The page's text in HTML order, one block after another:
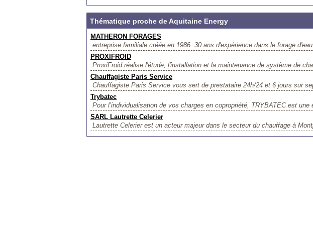
Thématique proche de Aquitaine Energy
MATHERON FORAGES
entreprise familiale créée en 1986. 30 ans d'expérience dans le forage
PROXIFROID
ProxiFroid réalise l'étude, l'installation et la maintenance de système de
Chauffagiste Paris Service
Chauffagiste Paris Service vous sert de prestataire 24h/24 et 6 jours sur
Trybatec
Pour l’individualisation de vos charges en copropriété, TRYBATEC est une
SARL Lautrette Celerier
Lautrette Celerier est un acteur majeur dans le secteur du chauffage à